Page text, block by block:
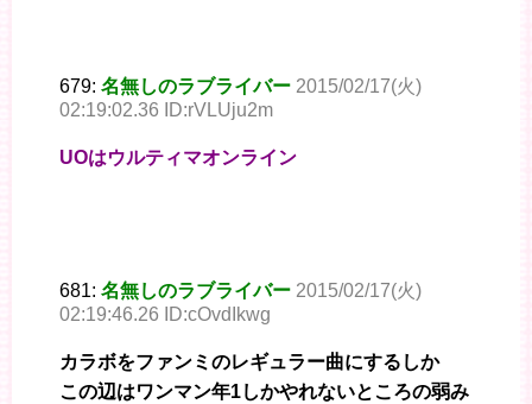
679: 名無しのラブライバー 2015/02/17(火)
02:19:02.36 ID:rVLUju2m
UOはウルティマオンライン
681: 名無しのラブライバー 2015/02/17(火)
02:19:46.26 ID:cOvdIkwg
カラボをファンミのレギュラー曲にするしか
この辺はワンマン年1しかやれないところの弱み